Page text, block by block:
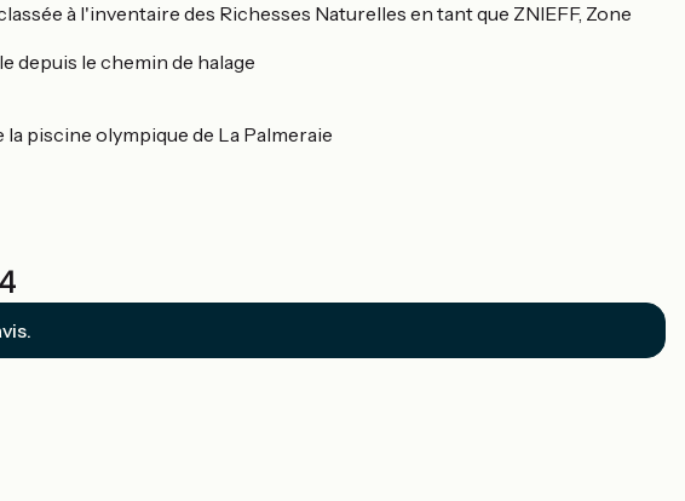
à l'inventaire des Richesses Naturelles en tant que ZNIEFF, Zone
depuis le chemin de halage
la piscine olympique de La Palmeraie